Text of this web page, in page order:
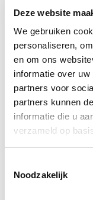
Deze website
We gebruiken
personaliseren,
en om ons
informatie over
partners voor
partners kunnen
informatie die u
verzameld op
Noodzakelijk
beweging en
gamechanger
studiosound
moeite.
Veelzijdige,
Met maar
kick-samples
verrassend
elektronische
Bass – je past